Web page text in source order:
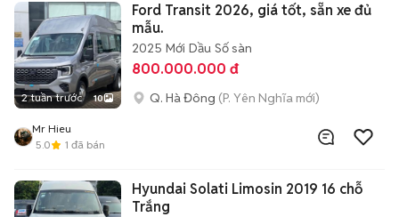
2 tuần trước 10
Ford Transit 2026, giá tốt, sẵn xe đủ
mẫu.
2025 Mới Dầu Số sàn
800.000.000 đ
Q. Hà Đông (P. Yên Nghĩa mới)
Mr Hieu
5.0
1 đã bán
Hyundai Solati Limosin 2019 16 chỗ
Trắng